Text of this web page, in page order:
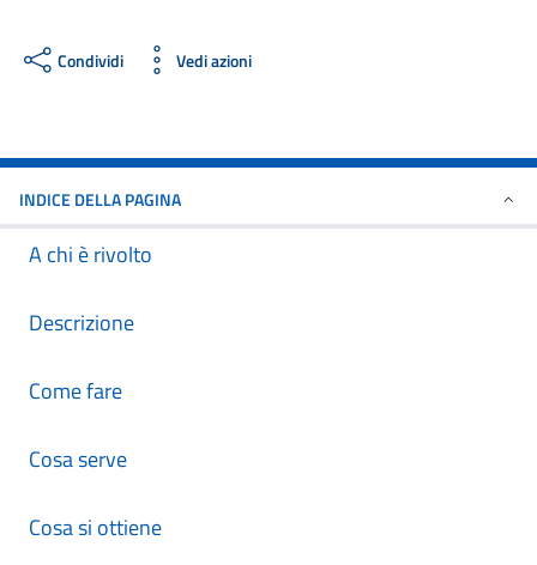
Condividi Vedi azioni
INDICE DELLA PAGINA
A chi è rivolto
Descrizione
Come fare
Cosa serve
Cosa si ottiene